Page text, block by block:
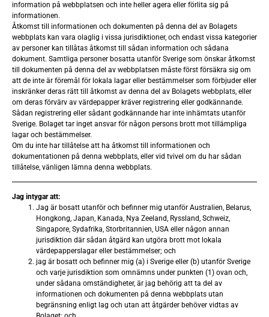
Bakgrund och motiv
Lumito har utvecklat en differentierad
plattform för mer känsliga, kontrastrika och
objektiva vävnadsanalyser. Bolagets
produkt, SCIZYS, adresserar viktiga behov
inom läkemedelsutveckling och digital
patologi – två marknader som drivs av en
stark strukturell tillväxt och ett ökande
behov av mer tillförlitliga analysverktyg.
Under 2025 och 2026 har Lumito
intensifierat kommersialiseringsarbetet
genom ökad marknadsnärvaro, fördjupad
information på webbplatsen och inte heller agera eller förlita sig på
informationen.
Åtkomst till informationen och dokumenten på denna del av Bolagets
webbplats kan vara olaglig i vissa jurisdiktioner, och endast vissa kategorier
av personer kan tillåtas åtkomst till sådan information och sådana
dokument. Samtliga personer bosatta utanför Sverige som önskar åtkomst
till dokumenten på denna del av webbplatsen måste först försäkra sig om
att de inte är föremål för lokala lagar eller bestämmelser som förbjuder eller
inskränker deras rätt till åtkomst av denna del av Bolagets webbplats, eller
om deras förvärv av värdepapper kräver registrering eller godkännande.
Sådan registrering eller sådant godkännande har inte inhämtats utanför
Sverige. Bolaget tar inget ansvar för någon persons brott mot tillämpliga
lagar och bestämmelser.
Om du inte har tillåtelse att ha åtkomst till informationen och
dokumentationen på denna webbplats, eller vid tvivel om du har sådan
tillåtelse, vänligen lämna denna webbplats.
Jag intygar att:
Jag är bosatt utanför och befinner mig utanför Australien, Belarus,
Hongkong, Japan, Kanada, Nya Zeeland, Ryssland, Schweiz,
Singapore, Sydafrika, Storbritannien, USA eller någon annan
jurisdiktion där sådan åtgärd kan utgöra brott mot lokala
värdepapperslagar eller bestämmelser; och
jag är bosatt och befinner mig (a) i Sverige eller (b) utanför Sverige
och varje jurisdiktion som omnämns under punkten (1) ovan och,
under sådana omständigheter, är jag behörig att ta del av
informationen och dokumenten på denna webbplats utan
begränsning enligt lag och utan att åtgärder behöver vidtas av